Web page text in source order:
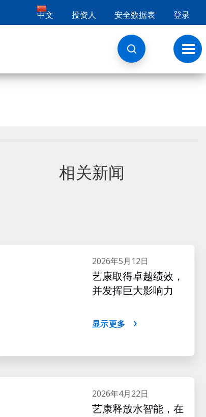
中文 投资人 安全数据表 登录
切
换
导
航
相关新闻
2026年5月12日
艺康取得卓越绩效，
并发挥巨大影响力
显示更多
2026年4月22日
艺康释放水智能，在